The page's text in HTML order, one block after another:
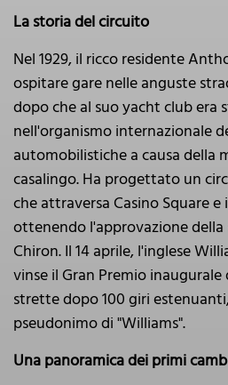
La storia del circuito
Nel 1929, il ricco residente
ospitare gare nelle anguste
dopo che al suo yacht club era
nell'organismo internazionale
automobilistiche a causa della
casalingo. Ha progettato un
che attraversa Casino Square
ottenendo l'approvazione della
Chiron. Il 14 aprile, l'inglese
vinse il Gran Premio
strette dopo 100 giri
pseudonimo di "Williams".
Una panoramica dei primi